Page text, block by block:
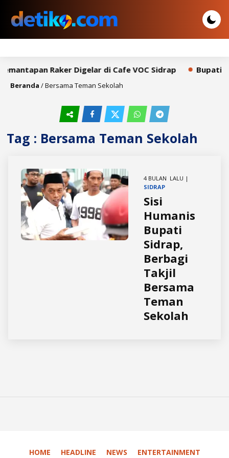
Raker Digelar di Cafe VOC Sidrap Bupati
Beranda /Bersama Teman Sekolah
Tag : Bersama Teman Sekolah
4 BULAN LALU |
SIDRAP
Sisi
Humanis
Bupati
Sidrap,
Berbagi
Takjil
Bersama
Teman
Sekolah
HOME HEADLINE NEWS ENTERTAINMENT